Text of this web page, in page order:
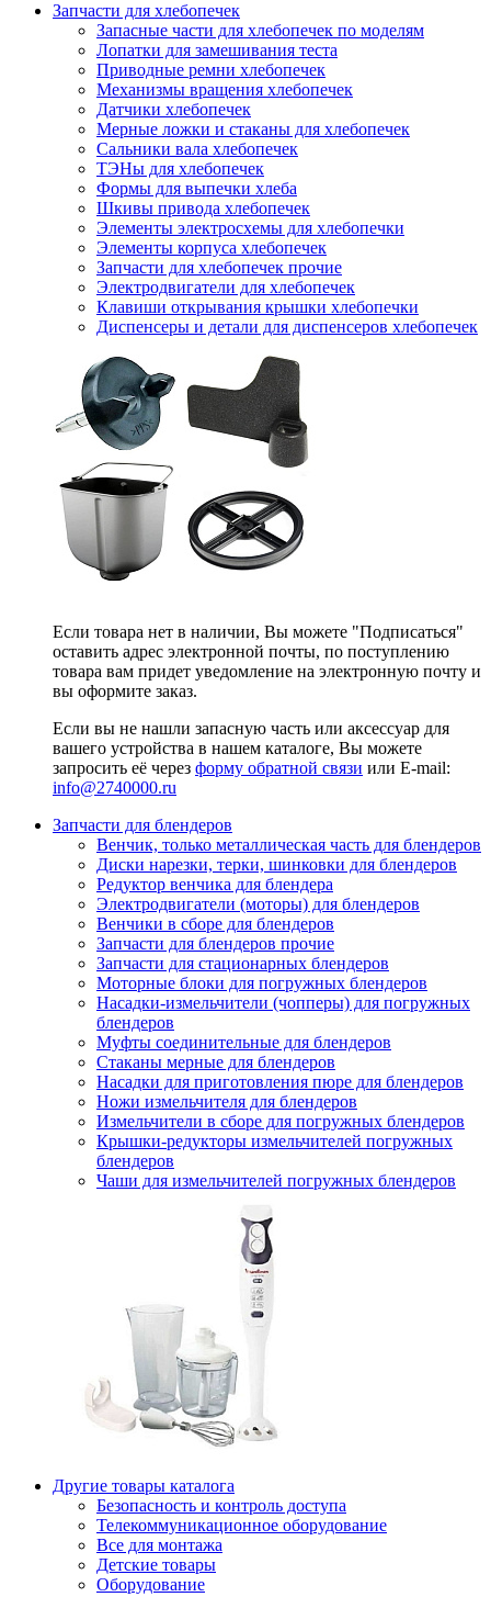
Запчасти для хлебопечек
Запасные части для хлебопечек по моделям
Лопатки для замешивания теста
Приводные ремни хлебопечек
Механизмы вращения хлебопечек
Датчики хлебопечек
Мерные ложки и стаканы для хлебопечек
Сальники вала хлебопечек
ТЭНы для хлебопечек
Формы для выпечки хлеба
Шкивы привода хлебопечек
Элементы электросхемы для хлебопечки
Элементы корпуса хлебопечек
Запчасти для хлебопечек прочие
Электродвигатели для хлебопечек
Клавиши открывания крышки хлебопечки
Диспенсеры и детали для диспенсеров хлебопечек
Если товара нет в наличии, Вы можете "Подписаться"
оставить адрес электронной почты, по поступлению
товара вам придет уведомление на электронную почту и
вы оформите заказ.
Если вы не нашли запасную часть или аксессуар для
вашего устройства в нашем каталоге, Вы можете
запросить её через форму обратной связи или E-mail:
info@2740000.ru
Запчасти для блендеров
Венчик, только металлическая часть для блендеров
Диски нарезки, терки, шинковки для блендеров
Редуктор венчика для блендера
Электродвигатели (моторы) для блендеров
Венчики в сборе для блендеров
Запчасти для блендеров прочие
Запчасти для стационарных блендеров
Моторные блоки для погружных блендеров
Насадки-измельчители (чопперы) для погружных
блендеров
Муфты соединительные для блендеров
Стаканы мерные для блендеров
Насадки для приготовления пюре для блендеров
Ножи измельчителя для блендеров
Измельчители в сборе для погружных блендеров
Крышки-редукторы измельчителей погружных
блендеров
Чаши для измельчителей погружных блендеров
Другие товары каталога
Безопасность и контроль доступа
Телекоммуникационное оборудование
Все для монтажа
Детские товары
Оборудование